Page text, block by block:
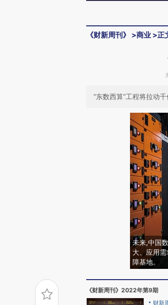
《财新周刊》 >商业 >正
“东数西算”工程将拉动
未来,中国
大、应用
障基地。
《财新周刊》2022年第9期
财新